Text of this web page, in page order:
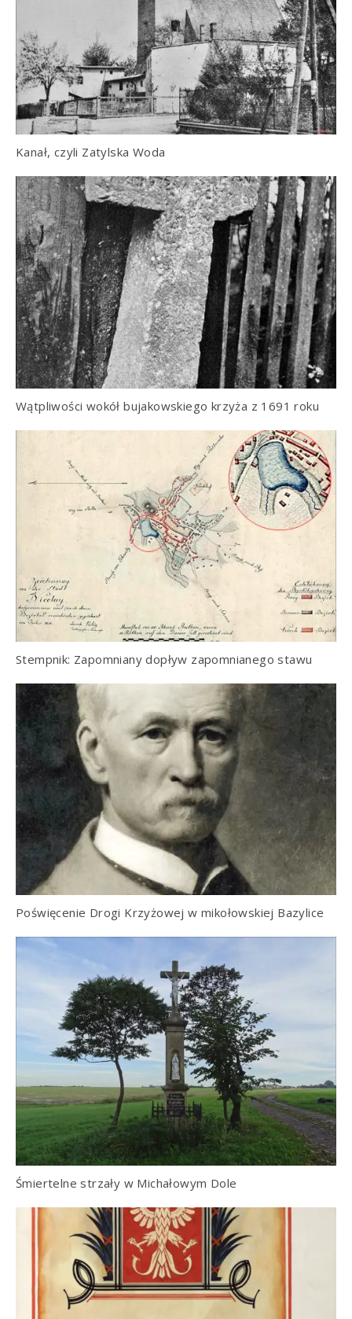
Kanał, czyli Zatylska Woda
Wątpliwości wokół bujakowskiego krzyża z 1691 roku
Stempnik: Zapomniany dopływ zapomnianego stawu
Poświęcenie Drogi Krzyżowej w mikołowskiej Bazylice
Śmiertelne strzały w Michałowym Dole